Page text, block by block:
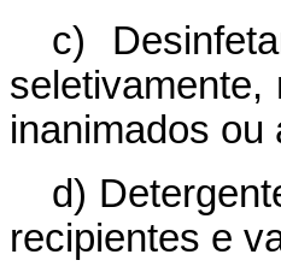
c)
inanimados ou
d)
recipientes e